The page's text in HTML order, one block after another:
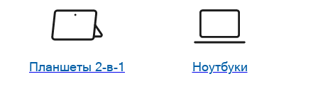
Планшеты 2-в-1 Ноутбуки